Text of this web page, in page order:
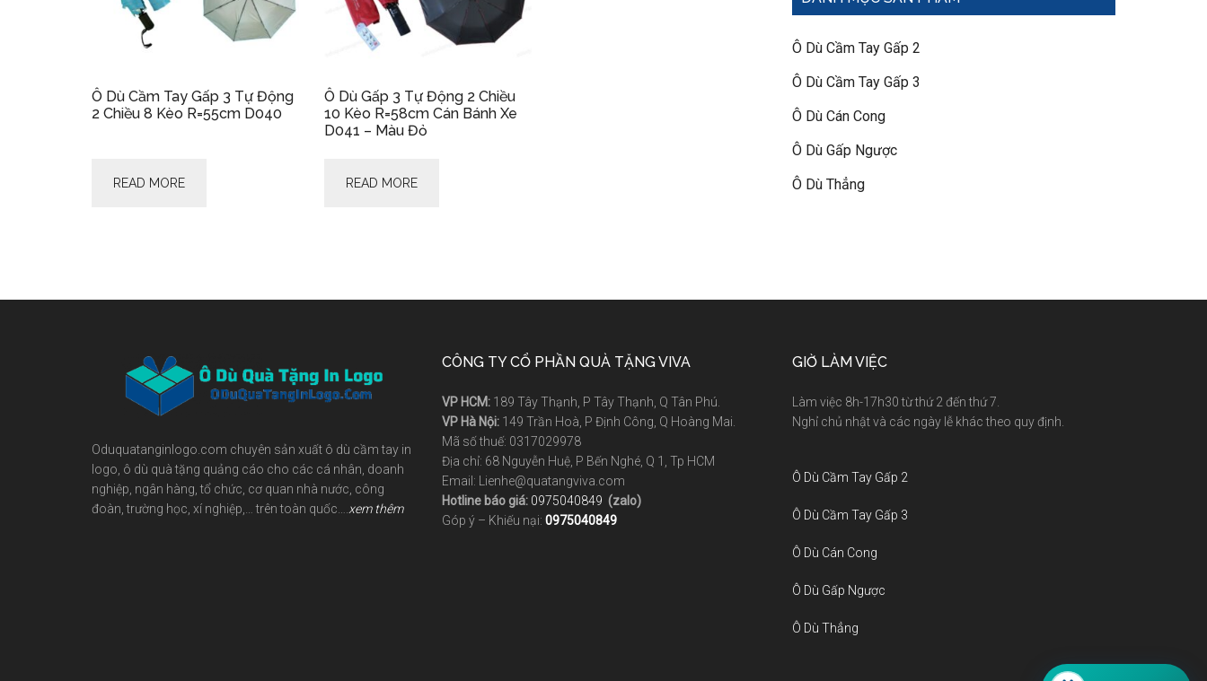
Ô Dù Cầm Tay Gấp 3 Tự Động
2 Chiều 8 Kèo R=55cm D040
READ MORE
Ô Dù Gấp 3 Tự Động 2 Chiều
10 Kèo R=58cm Cán Bánh Xe
D041 – Màu Đỏ
READ MORE
Ô Dù Cầm Tay Gấp 2
Ô Dù Cầm Tay Gấp 3
Ô Dù Cán Cong
Ô Dù Gấp Ngược
Ô Dù Thẳng
Oduquatanginlogo.com chuyên sản xuất ô dù cầm tay in
logo, ô dù quà tặng quảng cáo cho các cá nhân, doanh
nghiệp, ngân hàng, tổ chức, cơ quan nhà nước, công
đoàn, trường học, xí nghiệp,… trên toàn quốc…. xem thêm
CÔNG TY CỔ PHẦN QUÀ TẶNG VIVA
VP HCM: 189 Tây Thạnh, P Tây Thạnh, Q Tân Phú.
VP Hà Nội: 149 Trần Hoà, P Định Công, Q Hoàng Mai.
Mã số thuế: 0317029978
Địa chỉ: 68 Nguyễn Huệ, P Bến Nghé, Q 1, Tp HCM
Email: Lienhe@quatangviva.com
Hotline báo giá: 0975040849 (zalo)
Góp ý – Khiếu nại: 0975040849
GIỜ LÀM VIỆC
Làm việc 8h-17h30 từ thứ 2 đến thứ 7.
Nghỉ chủ nhật và các ngày lễ khác theo quy định.
Ô Dù Cầm Tay Gấp 2
Ô Dù Cầm Tay Gấp 3
Ô Dù Cán Cong
Ô Dù Gấp Ngược
Ô Dù Thẳng